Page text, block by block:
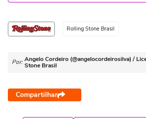
Rolling Stone Brasil
Por: Angelo Cordeiro (@angelocordeirosilva) /
Stone Brasil
Compartilhar